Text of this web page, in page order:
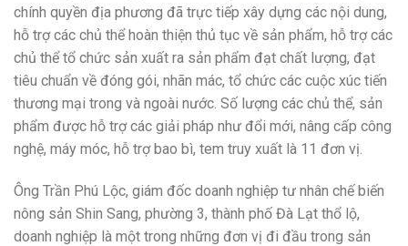
chính quyền địa phương đã trực tiếp xây dựng các nội dung,
hỗ trợ các chủ thể hoàn thiện thủ tục về sản phẩm, hỗ trợ các
chủ thể tổ chức sản xuất ra sản phẩm đạt chất lượng, đạt
tiêu chuẩn về đóng gói, nhãn mác, tổ chức các cuộc xúc tiến
thương mại trong và ngoài nước. Số lượng các chủ thể, sản
phẩm được hỗ trợ các giải pháp như đổi mới, nâng cấp công
nghệ, máy móc, hỗ trợ bao bì, tem truy xuất là 11 đơn vị.
Ông Trần Phú Lộc, giám đốc doanh nghiệp tư nhân chế biến
nông sản Shin Sang, phường 3, thành phố Đà Lạt thổ lộ,
doanh nghiệp là một trong những đơn vị đi đầu trong sản